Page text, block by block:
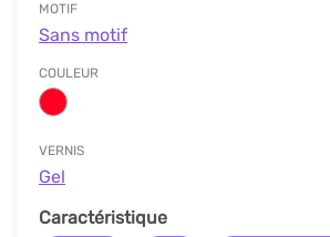
MOTIF
Sans motif
COULEUR
VERNIS
Gel
Caractéristique